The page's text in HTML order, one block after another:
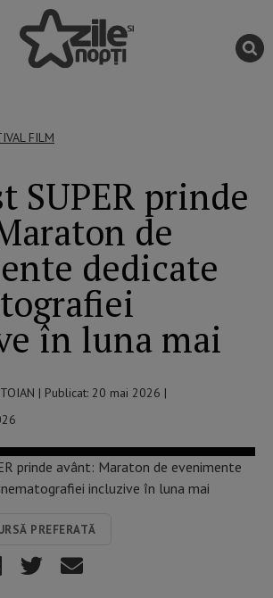
FILM
SUPER prinde
de
dedicate
în luna mai
| Publicat: 20 mai 2026 |
PREFERATĂ